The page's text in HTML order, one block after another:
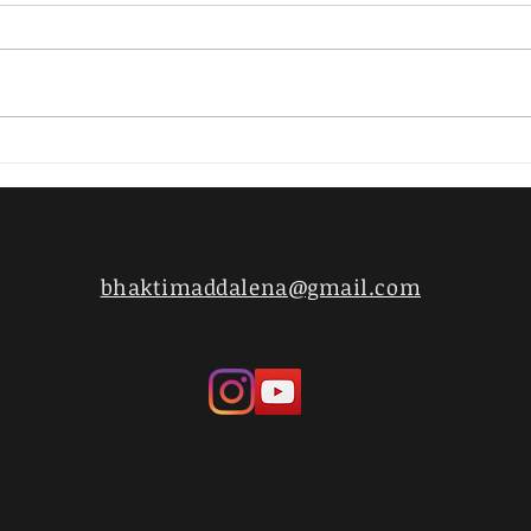
L'amore senza identità
Self
bhaktimaddalena@gmail.com